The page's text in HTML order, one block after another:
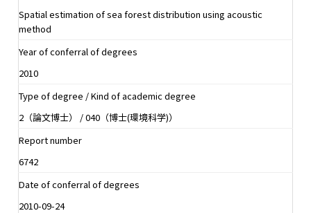
Spatial estimation of sea forest distribution using acoustic
method
Year of conferral of degrees
2010
Type of degree / Kind of academic degree
2（論文博士） / 040（博士(環境科学)）
Report number
6742
Date of conferral of degrees
2010-09-24